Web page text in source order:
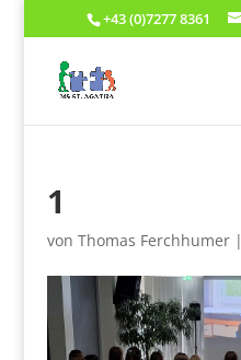
+43 (0)7277 8361
1
von Thomas Ferchhumer|